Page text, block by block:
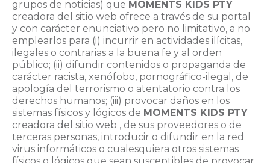
grupos de noticias) que MOMENTS KIDS PTY
creadora del sitio web ofrece a través de su portal
y con carácter enunciativo pero no limitativo, a no
emplearlos para (i) incurrir en actividades ilícitas,
ilegales o contrarias a la buena fe y al orden
público; (ii) difundir contenidos o propaganda de
carácter racista, xenófobo, pornográfico-ilegal, de
apología del terrorismo o atentatorio contra los
derechos humanos; (iii) provocar daños en los
sistemas físicos y lógicos de MOMENTS KIDS PTY
creadora del sitio web , de sus proveedores o de
terceras personas, introducir o difundir en la red
virus informáticos o cualesquiera otros sistemas